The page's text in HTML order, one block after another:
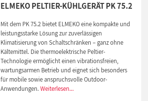
ELMEKO PELTIER-KÜHLGERÄT PK 75.2
Mit dem PK 75.2 bietet ELMEKO eine kompakte und
leistungsstarke Lösung zur zuverlässigen
Klimatisierung von Schaltschränken – ganz ohne
Kältemittel. Die thermoelektrische Peltier-
Technologie ermöglicht einen vibrationsfreien,
wartungsarmen Betrieb und eignet sich besonders
für mobile sowie anspruchsvolle Outdoor-
Anwendungen. Weiterlesen...